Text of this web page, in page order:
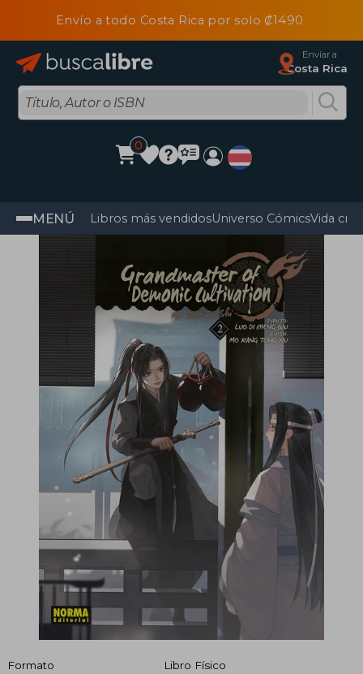
Envío a todo Costa Rica por solo ₡1490
Enviar a
Costa Rica
0
MENÚ Libros más vendidosUniverso CómicsVida
Formato
Libro Físico